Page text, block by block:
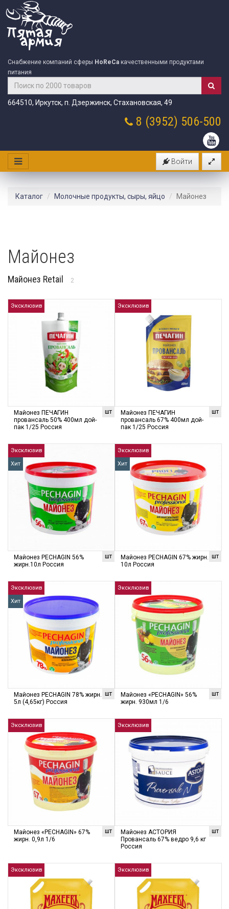
Снабжение компаний сферы HoReCa качественными продуктами
питания
664510, Иркутск, п. Дзержинск, Стахановская, 49
8 (3952) 506-500
Войти
Каталог Молочные продукты, сыры, яйцо Майонез
Майонез
Майонез Retail 2
Эксклюзив
шт
Майонез ПЕЧАГИН
провансаль 50% 400мл дой-
пак 1/25 Россия
Эксклюзив
шт
Майонез ПЕЧАГИН
провансаль 67% 400мл дой-
пак 1/25 Россия
Эксклюзив
Хит
шт
Майонез PECHAGIN 56%
жирн.10л Россия
Эксклюзив
Хит
шт
Майонез PECHAGIN 67% жирн.
10л Россия
Эксклюзив
Хит
шт
Майонез PECHAGIN 78% жирн.
5л (4,65кг) Россия
Эксклюзив
шт
Майонез «PECHAGIN» 56%
жирн. 930мл 1/6
Эксклюзив
шт
Майонез «PECHAGIN» 67%
жирн. 0,9л 1/6
Эксклюзив
шт
Майонез АСТОРИЯ
Провансаль 67% ведро 9,6 кг
Россия
Эксклюзив Эксклюзив